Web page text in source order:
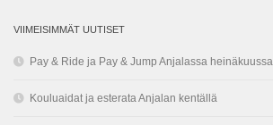
VIIMEISIMMÄT UUTISET
Pay & Ride ja Pay & Jump Anjalassa heinäkuussa
Kouluaidat ja esterata Anjalan kentällä